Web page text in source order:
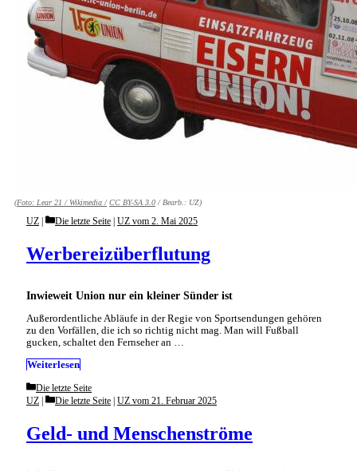
(Foto: Lear 21 / Wikimedia / CC BY-SA 3.0 / Bearb.: UZ)
Inwieweit Union nur ein kleiner Sünder ist
Werbereizüberflutung
UZ Categories
Die letzte Seite | UZ vom 2. Mai 2025
Außerordentliche Abläufe in der Regie von Sportsendungen gehören
zu den Vorfällen, die ich so richtig nicht mag. Man will Fußball
gucken, schaltet den Fernseher an …
Weiterlesen
Categories
Die letzte Seite
Geld- und Menschenströme
UZ Categories
Die letzte Seite UZ vom 21. Februar 2025